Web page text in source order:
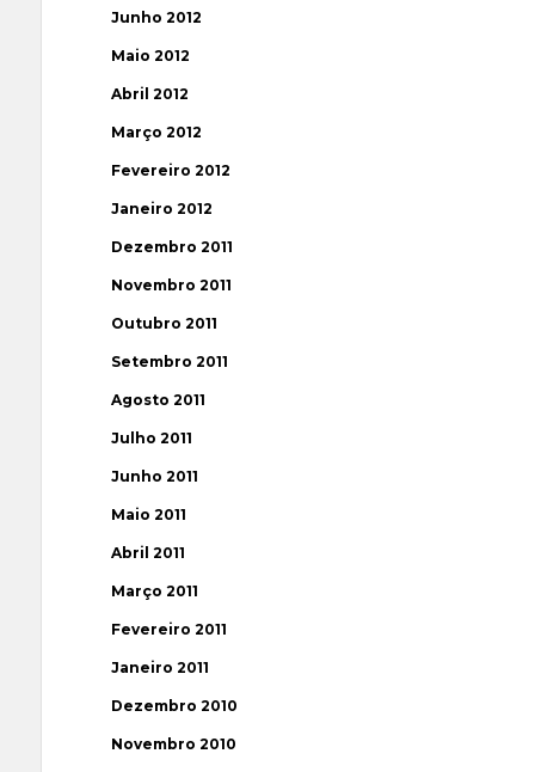
Junho 2012
Maio 2012
Abril 2012
Março 2012
Fevereiro 2012
Janeiro 2012
Dezembro 2011
Novembro 2011
Outubro 2011
Setembro 2011
Agosto 2011
Julho 2011
Junho 2011
Maio 2011
Abril 2011
Março 2011
Fevereiro 2011
Janeiro 2011
Dezembro 2010
Novembro 2010